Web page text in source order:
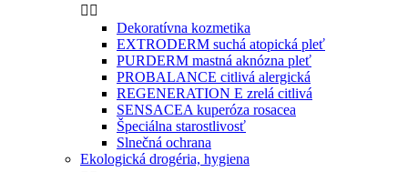
 
Dekoratívna kozmetika
EXTRODERM suchá atopická pleť
PURDERM mastná aknózna pleť
PROBALANCE citlivá alergická
REGENERATION E zrelá citlivá
SENSACEA kuperóza rosacea
Špeciálna starostlivosť
Slnečná ochrana
Ekologická drogéria, hygiena